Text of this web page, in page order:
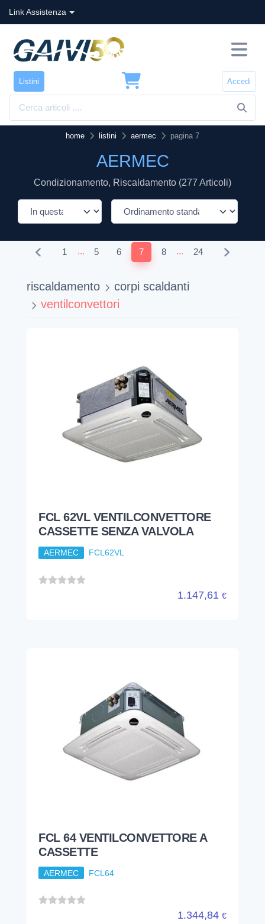
Link Assistenza
Listini Accedi
home listini aermec pagina 7
AERMEC
Condizionamento, Riscaldamento (277 Articoli)
1 ... 5 6 7 8 ... 24
riscaldamento
corpi scaldanti
ventilconvettori
FCL 62VL VENTILCONVETTORE
CASSETTE SENZA VALVOLA
AERMEC FCL62VL
1.147,61 €
FCL 64 VENTILCONVETTORE A
CASSETTE
AERMEC FCL64
1.344,84 €